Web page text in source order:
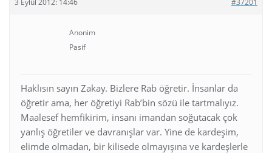
3 Eylül 2012: 14:46 #37201
Anonim
Pasif
Haklısın sayın Zakay. Bizlere Rab öğretir. İnsanlar da
öğretir ama, her öğretiyi Rab’bin sözü ile tartmalıyız.
Maalesef hemfikirim, insanı imandan soğutacak çok
yanlış öğretiler ve davranışlar var. Yine de kardeşim,
elimde olmadan, bir kilisede olmayışına ve kardeşlerle